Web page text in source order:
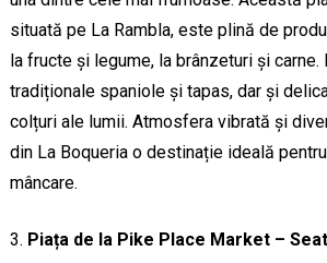
situată pe La Rambla, este plină de
la fructe și legume, la brânzeturi și
tradiționale spaniole și tapas, dar și
colțuri ale lumii. Atmosfera vibrată și
din La Boqueria o destinație ideală
mâncare.
Piața de la Pike Place Market –